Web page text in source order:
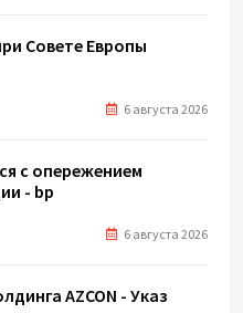
Совете Европы
6 августа 2026
с опережением
- bp
6 августа 2026
AZCON - Указ